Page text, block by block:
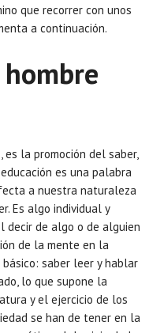
que recorrer con unos
a continuación.
es la promoción del saber,
es una palabra
a nuestra naturaleza
Es algo individual y
decir de algo o de alguien
de la mente en la
saber leer y hablar
lo que supone la
y el ejercicio de los
se han de tener en la